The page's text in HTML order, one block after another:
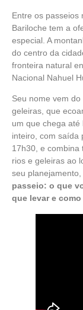
Entre os passeios
Bariloche tem a
especial. A
do centro da
fronteira natural
Nacional Nahuel
Seu nome vem
geleiras, que
um que chega
inteiro, com saída
17h30, e combina
rios e geleiras ao
seu
passeio: o que
que levar e